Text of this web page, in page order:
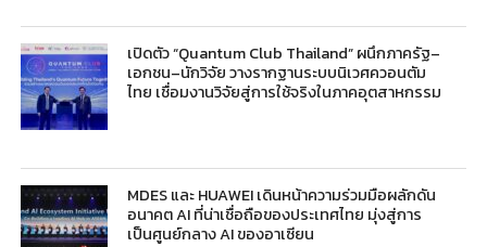
เปิดตัว “Quantum Club Thailand” ผนึกภาครัฐ–
เอกชน–นักวิจัย วางรากฐานระบบนิเวศควอนตัม
ไทย เชื่อมงานวิจัยสู่การใช้จริงในภาคอุตสาหกรรม
MDES และ HUAWEI เดินหน้าความร่วมมือผลักดัน
อนาคต AI ที่น่าเชื่อถือของประเทศไทย มุ่งสู่การ
เป็นศูนย์กลาง AI ของอาเซียน